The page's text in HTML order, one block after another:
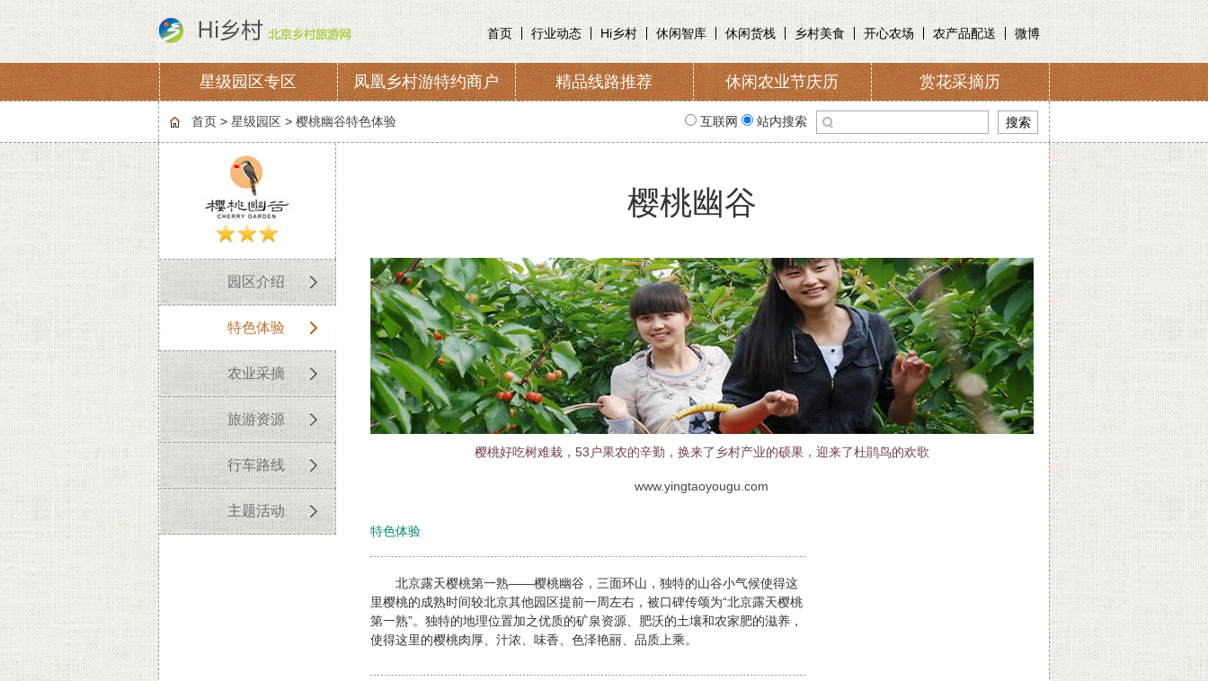
首页 行业动态 Hi乡村 休闲智库 休闲货栈 乡村美食 开心农场 农产品配送 微博
星级园区专区 凤凰乡村游特约商户 精品线路推荐 休闲农业节庆历 赏花采摘历
协会章程 会费收取及管理 协会简介
首页 > 星级园区 > 樱桃幽谷特色体验 互联网 站内搜索
园区介绍
特色体验
农业采摘
旅游资源
行车路线
主题活动
樱桃幽谷
樱桃好吃树难栽，53户果农的辛勤，换来了乡村产业的硕果，迎来了杜鹃鸟的欢歌
www.yingtaoyougu.com
特色体验
北京露天樱桃第一熟——樱桃幽谷，三面环山，独特的山谷小气候使得这
里樱桃的成熟时间较北京其他园区提前一周左右，被口碑传颂为“北京露天樱桃
第一熟”。独特的地理位置加之优质的矿泉资源、肥沃的土壤和农家肥的滋养，
使得这里的樱桃肉厚、汁浓、味香、色泽艳丽、品质上乘。